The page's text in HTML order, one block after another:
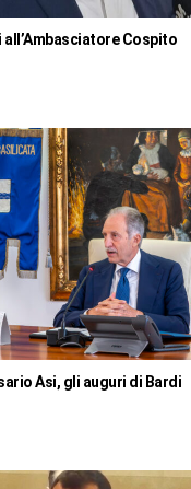
Cospito
Asi, gli auguri di Bardi